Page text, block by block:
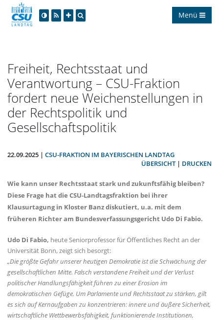
Menü
Freiheit, Rechtsstaat und
Verantwortung – CSU-Fraktion
fordert neue Weichenstellungen in
der Rechtspolitik und
Gesellschaftspolitik
22.09.2025 | CSU-FRAKTION IM BAYERISCHEN LANDTAG
ÜBERSICHT| DRUCKEN
Wie kann unser Rechtsstaat stark und zukunftsfähig bleiben?
Diese Frage hat die CSU-Landtagsfraktion bei ihrer
Klausurtagung in Kloster Banz diskutiert, u.a. mit dem
früheren Richter am Bundesverfassungsgericht Udo Di Fabio.
Udo Di Fabio, heute Seniorprofessor für Öffentliches Recht an der
Universität Bonn, zeigt sich besorgt:
Die größte Gefahr unserer heutigen Demokratie ist die Schwächung der
gesellschaftlichen Mitte. Falsch verstandene Freiheit und der Verlust
politischer Handlungsfähigkeit führen zu einer Erosion im
demokratischen Gefüge. Um Parlamente und Rechtsstaat zu stärken, gilt
es sich auf Kernaufgaben zu konzentrieren: innere und äußere Sicherheit,
wirtschaftliche Wettbewerbsfähigkeit, funktionierende Institutionen,